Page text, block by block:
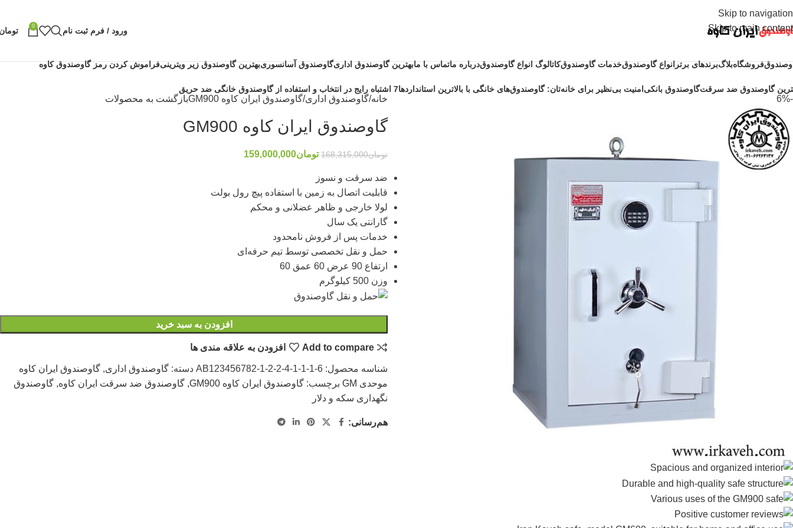
Skip to navigation
Skip to main content
ورود / فرم ثبت نام 0
فروشگاهبلاگبرندهای برترانواع گاوصندوقخدمات گاوصندوقکاتالوگ انواع گاوصندوقدرباره ماتماس با مابهترین گاوصندوق اداریگاوصندوق آسانسوریبهترین گاوصندوق زیر ویترینیفراموش کردن رمز گاوصندوق کاوه
گاوصندوق ضد سرقتگاوصندوق بانکیامنیت بی‌نظیر برای خانه‌تان: گاوصندوق‌های خانگی با بالاترین استانداردها7 اشتباه رایج در انتخاب و استفاده از گاوصندوق خانگی ضد حریق
-6% خانه گاوصندوق اداری گاوصندوق ایران کاوه GM900 بازگشت به محصولات
گاوصندوق ایران کاوه GM900
تومان168,315,000 تومان159,000,000
ضد سرقت و نسوز
قابلیت اتصال به زمین با استفاده پیچ رول بولت
لولا خارجی و ظاهر عضلانی و محکم
گارانتی یک سال
خدمات پس از فروش نامحدود
حمل و نقل تخصصی توسط تیم حرفه‌ای
ارتفاع 90 عرض 60 عمق 60
وزن 500 کیلوگرم
افزودن به سبد خرید
Add to compare افزودن به علاقه مندی ها
شناسه محصول: AB123456782-1-2-2-4-1-1-1-6 دسته: گاوصندوق اداری, گاوصندوق ایران کاوه
موحدی GM
برچسب: گاوصندوق ایران کاوه GM900 , گاوصندوق ضد سرقت ایران کاوه, گاوصندوق
نگهداری سکه و دلار
هم‌رسانی: